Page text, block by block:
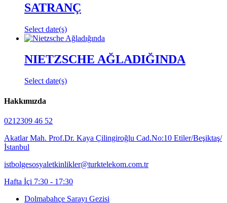
SATRANÇ
Select date(s)
NIETZSCHE AĞLADIĞINDA
Select date(s)
Hakkımızda
0212309 46 52
Akatlar Mah. Prof.Dr. Kaya Çilingiroğlu Cad.No:10 Etiler/Beşiktaş/
İstanbul
istbolgesosyaletkinlikler@turktelekom.com.tr
Hafta İçi 7:30 - 17:30
Dolmabahçe Sarayı Gezisi